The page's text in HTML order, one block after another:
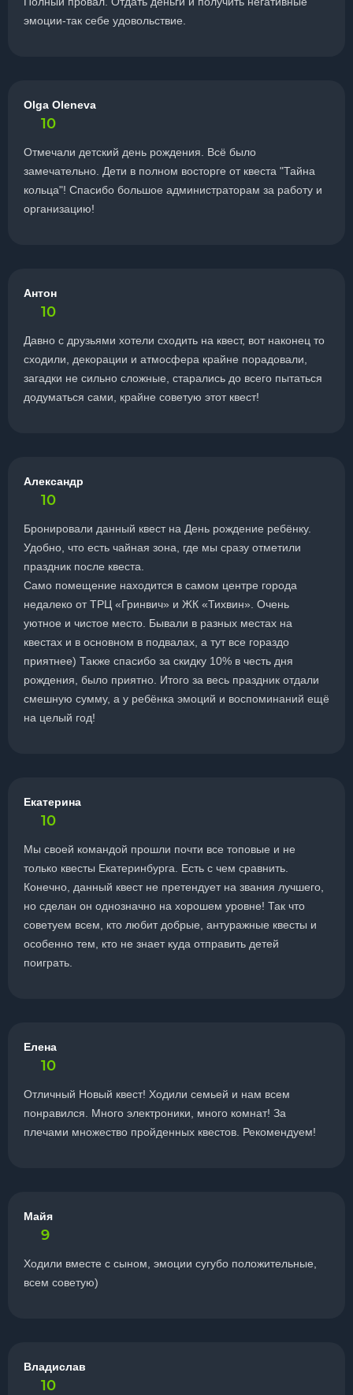
эмоции-так себе удовольствие.
Olga Oleneva
10
Отмечали детский день рождения. Всё было
замечательно. Дети в полном восторге от квеста "Тайна
кольца"! Спасибо большое администраторам за работу и
организацию!
Антон
10
Давно с друзьями хотели сходить на квест, вот наконец то
сходили, декорации и атмосфера крайне порадовали,
загадки не сильно сложные, старались до всего пытаться
додуматься сами, крайне советую этот квест!
Александр
10
Бронировали данный квест на День рождение ребёнку.
Удобно, что есть чайная зона, где мы сразу отметили
праздник после квеста.
Само помещение находится в самом центре города
недалеко от ТРЦ «Гринвич» и ЖК «Тихвин». Очень
уютное и чистое место. Бывали в разных местах на
квестах и в основном в подвалах, а тут все гораздо
приятнее) Также спасибо за скидку 10% в честь дня
рождения, было приятно. Итого за весь праздник отдали
смешную сумму, а у ребёнка эмоций и воспоминаний ещё
на целый год!
Екатерина
10
Мы своей командой прошли почти все топовые и не
только квесты Екатеринбурга. Есть с чем сравнить.
Конечно, данный квест не претендует на звания лучшего,
но сделан он однозначно на хорошем уровне! Так что
советуем всем, кто любит добрые, антуражные квесты и
особенно тем, кто не знает куда отправить детей
поиграть.
Елена
10
Отличный Новый квест! Ходили семьей и нам всем
понравился. Много электроники, много комнат! За
плечами множество пройденных квестов. Рекомендуем!
Майя
9
Ходили вместе с сыном, эмоции сугубо положительные,
всем советую)
Владислав
10